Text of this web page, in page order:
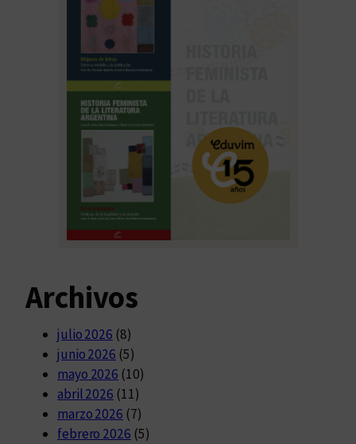
Archivos
julio 2026 (8)
junio 2026 (5)
mayo 2026 (10)
abril 2026 (11)
marzo 2026 (7)
febrero 2026 (5)